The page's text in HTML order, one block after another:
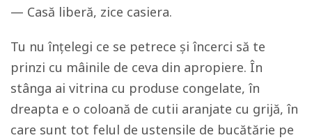
— Casă liberă, zice casiera.
Tu nu înțelegi ce se petrece și încerci să te
prinzi cu mâinile de ceva din apropiere. În
stânga ai vitrina cu produse congelate, în
dreapta e o coloană de cutii aranjate cu grijă, în
care sunt tot felul de ustensile de bucătărie pe